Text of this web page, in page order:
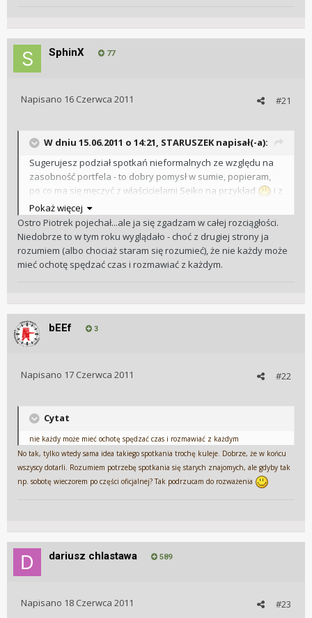
SphinX 77
#21
Napisano 16 Czerwca 2011
W dniu 15.06.2011 o 14:21, STARUSZEK napisał(-a):
Sugerujesz podział spotkań nieformalnych ze względu na
zasobność portfela - to dobry pomysł w sumie, popieram,
po co ma się męczyć z właścicielami Seiko na przykład
i z
drugiej strony po co wszyscy powyżej pułapu 5k zl. mają się
zniżać do mojego poziomu - to rozsądne wyjście z sytuacji -
zdecydowanie popieram !
EDIT: może ustalmy jakieś widełki cenowe ?
Pokaż więcej
Ostro Piotrek pojechał...ale ja się zgadzam w całej rozciągłości.
Niedobrze to w tym roku wyglądało - choć z drugiej strony ja
rozumiem (albo chociaż staram się rozumieć), że nie każdy może
mieć ochotę spędzać czas i rozmawiać z każdym.
bEEf 3
#22
Napisano 17 Czerwca 2011
Cytat
nie każdy może mieć ochotę spędzać czas i rozmawiać z każdym
No tak, tylko wtedy sama idea takiego spotkania trochę kuleje. Dobrze, że w końcu
wszyscy dotarli. Rozumiem potrzebę spotkania się starych znajomych, ale gdyby tak
np. sobotę wieczorem po części oficjalnej? Tak podrzucam do rozważenia
dariusz chlastawa 589
#23
Napisano 18 Czerwca 2011